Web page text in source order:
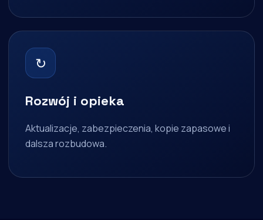
↻
Rozwój i opieka
Aktualizacje, zabezpieczenia, kopie zapasowe i
dalsza rozbudowa.